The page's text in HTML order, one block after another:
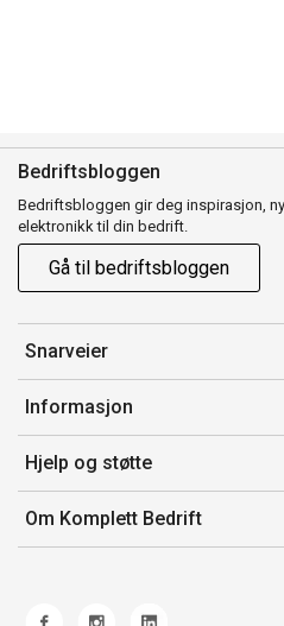
Bedriftsbloggen
Bedriftsbloggen gir deg inspirasjon,
elektronikk til din bedrift.
Gå til bedriftsbloggen
Snarveier
Min side
Ordreoversikt
Mine produkter
Informasjon
Salgsbetingelser
Avtalevilkår for Komplett Bedrift
Produsenter
Hjelp og støtte
Kontakt oss
Retur
Om Komplett Bedrift